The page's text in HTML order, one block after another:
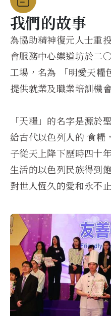
我們的故事
為協助精神復元人士重
會服務中心樂道坊於二
工場，名為 「明愛天糧
提供就業及職業培訓機
「天糧」的名字是源於
給古代以色列人的 食糧
子從天上降下歷時四十
生活的以色列民族得到
對世人恆久的愛和永不